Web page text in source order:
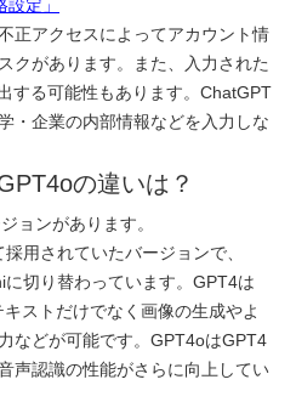
定」
正アクセスによってアカウント情
クがあります。また、入力された
する可能性もあります。ChatGPT
・企業の内部情報などを入力しな
の違いは？
ョンがあります。
用されていたバージョンで、
切り替わっています。GPT4は
ストだけでなく画像の生成やよ
などが可能です。GPT4oはGPT4
声認識の性能がさらに向上してい